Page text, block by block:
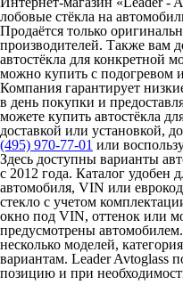
лобовые стёкла на
Продаётся только
производителей. Также вам
автостёкла для конкретной
можно купить с подогревом
Компания гарантирует
в день покупки и
можете купить автостёкла
доставкой или установкой,
(495) 970-77-01 или
Здесь доступны варианты
с 2012 года. Каталог удобен
автомобиля, VIN или
стекло с учетом
окно под VIN, оттенок или
предусмотрены
несколько моделей,
вариантам. Leader Avtoglass
позицию и при